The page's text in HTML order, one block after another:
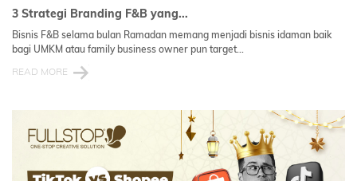
3 Strategi Branding F&B yang...
Bisnis F&B selama bulan Ramadan memang menjadi bisnis idaman baik
bagi UMKM atau family business owner pun target...
READ MORE